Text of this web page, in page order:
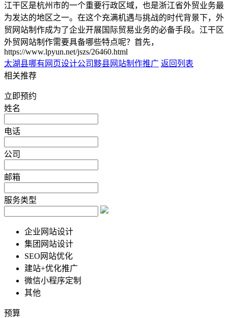
江干区是杭州市的一个重要行政区域，也是浙江省外贸业务最
为发达的地区之一。在这个充满机遇与挑战的时代背景下，外
贸网站制作成为了企业开展国际贸易业务的必备手段。江干区
外贸网站制作需要具备哪些特点呢？首先，
https://www.lpyun.net/jszs/26460.html
太湖县哪有网页设计公司黟县网站制作推广 返回列表
相关推荐
立即预约
姓名
电话
公司
邮箱
服务类型
企业网站设计
集团网站设计
SEO网站优化
建站+优化推广
微信小程序定制
其他
预算